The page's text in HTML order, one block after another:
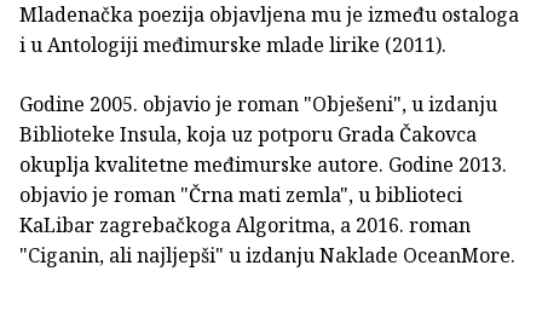
Mladenačka poezija objavljena mu je između ostaloga
i u Antologiji međimurske mlade lirike (2011).
Godine 2005. objavio je roman "Obješeni", u izdanju
Biblioteke Insula, koja uz potporu Grada Čakovca
okuplja kvalitetne međimurske autore. Godine 2013.
objavio je roman "Črna mati zemla", u biblioteci
KaLibar zagrebačkoga Algoritma, a 2016. roman
"Ciganin, ali najljepši" u izdanju Naklade OceanMore.